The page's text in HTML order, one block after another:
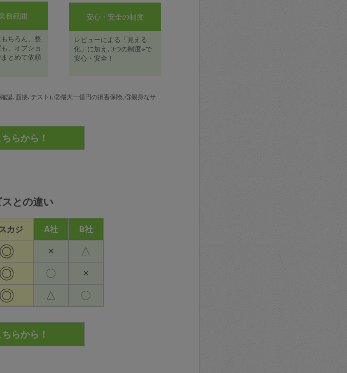
務範囲
ちろん、整
、オプショ
とめて依頼
安心・安全の制度
レビューによる「見える
化」に加え､3つの制度※で
安心・安全！
認､面接､テスト)､②最大一億円の損害保険､③親身なサ
との違い
カジ A社
B社
◎ × △
◎ 〇 ×
◎ △ 〇